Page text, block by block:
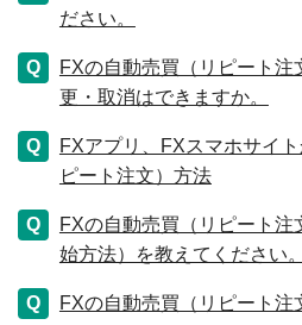
ださい。
FXの自動売買（リピート
更・取消はできますか。
FXアプリ、FXスマホサイ
ピート注文）方法
FXの自動売買（リピート注
始方法）を教えてください。
FXの自動売買（リピート注